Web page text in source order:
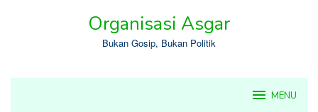
Organisasi Asgar
Bukan Gosip, Bukan Politik
MENU